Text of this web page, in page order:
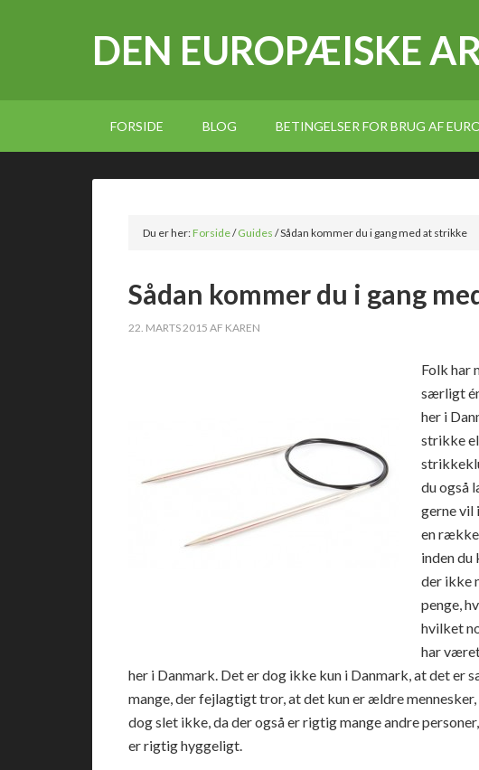
DEN EUROPÆISKE
FORSIDE BLOG BETINGELSER FOR BRUG AF
Du er her:Forside/ Guides /Sådan kommer du i gang med at strikke
Sådan kommer du i gang
22. MARTS 2015 AF KAREN
Folk har
særligt
her i
strikke
du også
gerne vil
en række
inden du
der ikke
penge,
hvilket
har
her i Danmark. Det er dog ikke kun i Danmark, at det
mange, der fejlagtigt tror, at det kun er ældre
dog slet ikke, da der også er rigtig mange andre
er rigtig hyggeligt.